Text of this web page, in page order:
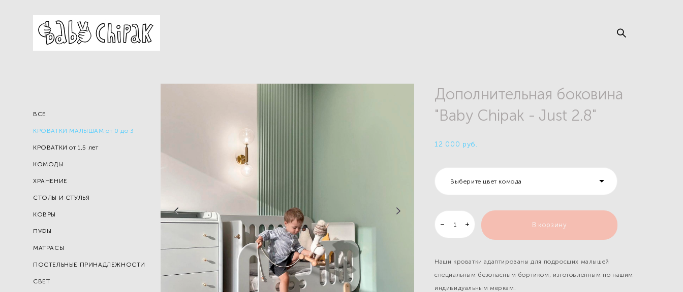
ВСЕ
КРОВАТКИ МАЛЫШАМ от 0 до 3
КРОВАТКИ от 1,5 лет
КОМОДЫ
ХРАНЕНИЕ
СТОЛЫ И СТУЛЬЯ
КОВРЫ
ПУФЫ
МАТРАСЫ
ПОСТЕЛЬНЫЕ ПРИНАДЛЕЖНОСТИ
СВЕТ
Дополнительная боковина
"Baby Chipak - Just 2.8"
12 000 pуб.
Выберите цвет комода
В корзину
Наши кроватки адаптированы для подросших малышей
специальным безопасным бортиком, изготовленным по нашим
индивидуальным меркам.⁣⁣⠀